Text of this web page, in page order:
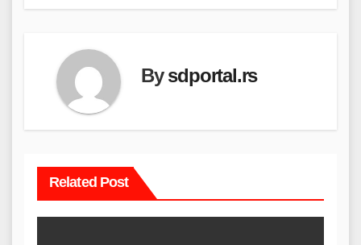
Bysdportal.rs
Related Post